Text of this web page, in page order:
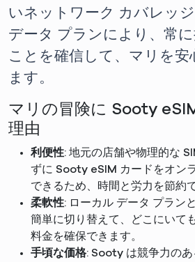
いネットワーク カバレッ
データ プランにより、常
ことを確信して、マリを安
ます。
マリの冒険に Sooty
理由
利便性: 地元の店舗や物理的な
ずに Sooty eSIM カードをオン
できるため、時間と労力を節約
柔軟性: ローカル データ プラン
簡単に切り替えて、どこにいて
料金を確保できます。
手頃な価格: Sooty は競争力の